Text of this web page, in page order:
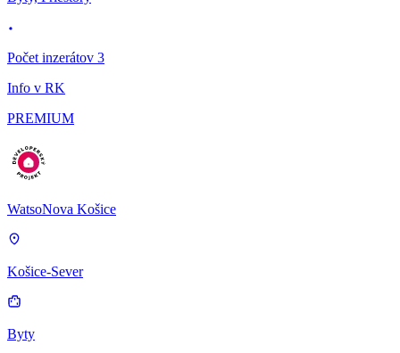
Počet inzerátov 3
Info v RK
PREMIUM
WatsoNova Košice
Košice-Sever
Byty